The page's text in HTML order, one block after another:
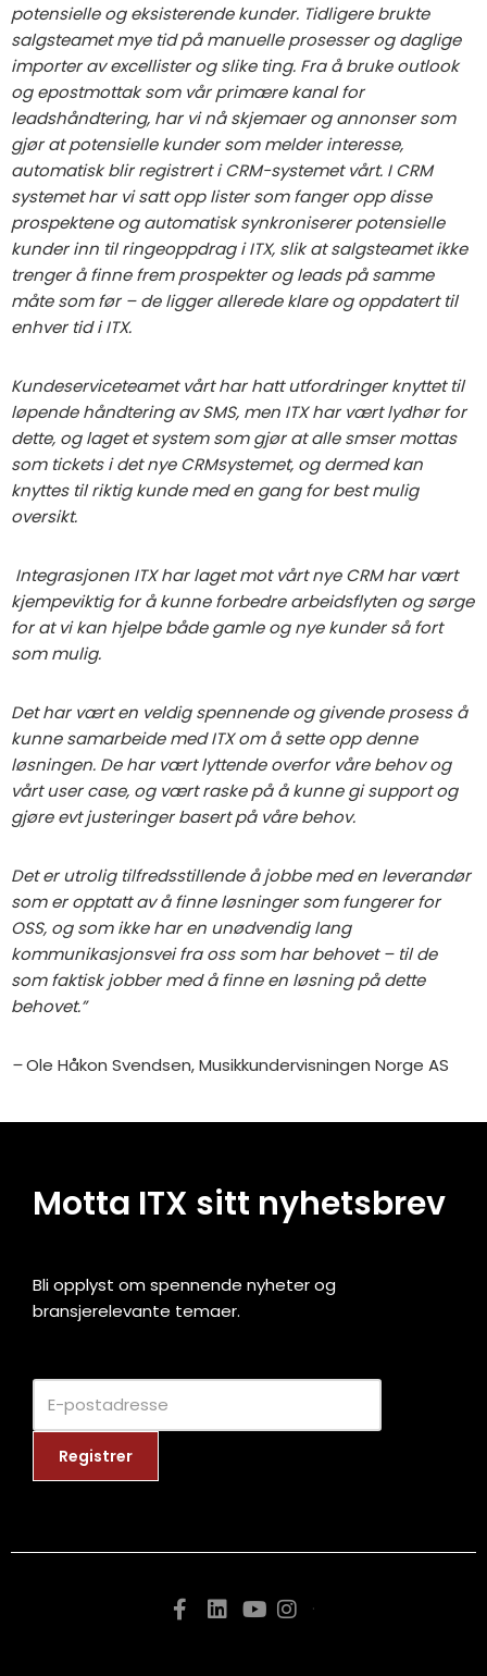
potensielle og eksisterende kunder. Tidligere brukte
salgsteamet mye tid på manuelle prosesser og daglige
importer av excellister og slike ting. Fra å bruke outlook
og epostmottak som vår primære kanal for
leadshåndtering, har vi nå skjemaer og annonser som
gjør at potensielle kunder som melder interesse,
automatisk blir registrert i CRM-systemet vårt. I CRM
systemet har vi satt opp lister som fanger opp disse
prospektene og automatisk synkroniserer potensielle
kunder inn til ringeoppdrag i ITX, slik at salgsteamet ikke
trenger å finne frem prospekter og leads på samme
måte som før – de ligger allerede klare og oppdatert til
enhver tid i ITX.
Kundeserviceteamet vårt har hatt utfordringer knyttet til
løpende håndtering av SMS, men ITX har vært lydhør for
dette, og laget et system som gjør at alle smser mottas
som tickets i det nye CRMsystemet, og dermed kan
knyttes til riktig kunde med en gang for best mulig
oversikt.
Integrasjonen ITX har laget mot vårt nye CRM har vært
kjempeviktig for å kunne forbedre arbeidsflyten og sørge
for at vi kan hjelpe både gamle og nye kunder så fort
som mulig.
Det har vært en veldig spennende og givende prosess å
kunne samarbeide med ITX om å sette opp denne
løsningen. De har vært lyttende overfor våre behov og
vårt user case, og vært raske på å kunne gi support og
gjøre evt justeringer basert på våre behov.
Det er utrolig tilfredsstillende å jobbe med en leverandør
som er opptatt av å finne løsninger som fungerer for
OSS, og som ikke har en unødvendig lang
kommunikasjonsvei fra oss som har behovet – til de
som faktisk jobber med å finne en løsning på dette
behovet.”
–Ole Håkon Svendsen, Musikkundervisningen Norge AS
Motta ITX sitt nyhetsbrev
Bli opplyst om spennende nyheter og
bransjerelevante temaer.
.